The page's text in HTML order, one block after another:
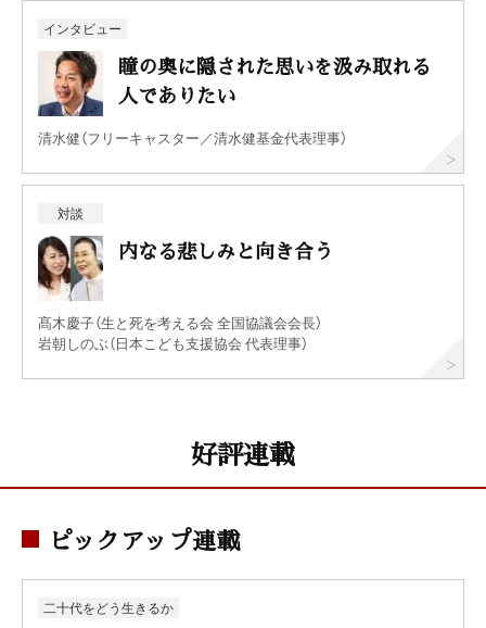
インタビュー
瞳の奥に隠された思いを汲み取れる
人でありたい
清水健（フリーキャスター／清水健基金代表理事）
対談
内なる悲しみと向き合う
髙木慶子（生と死を考える会 全国協議会会長）
岩朝しのぶ（日本こども支援協会 代表理事）
好評連載
ピックアップ連載
二十代をどう生きるか